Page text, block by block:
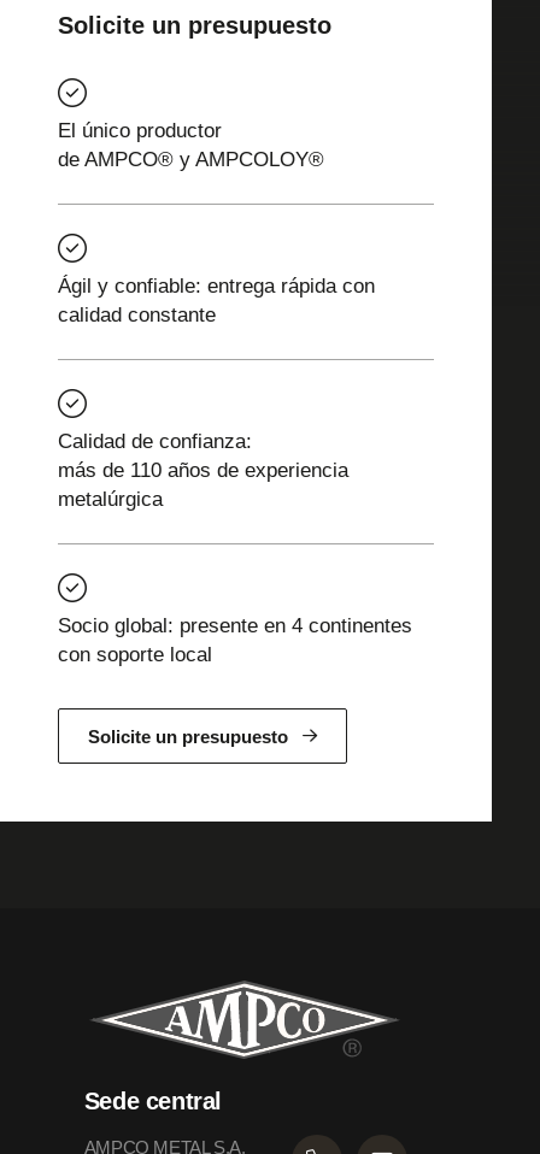
Solicite un presupuesto
El único productor
de AMPCO® y AMPCOLOY®
Ágil y confiable: entrega rápida con
calidad constante
Calidad de confianza:
más de 110 años de experiencia
metalúrgica
Socio global: presente en 4 continentes
con soporte local
Solicite un presupuesto
Sede central
AMPCO METAL S.A.